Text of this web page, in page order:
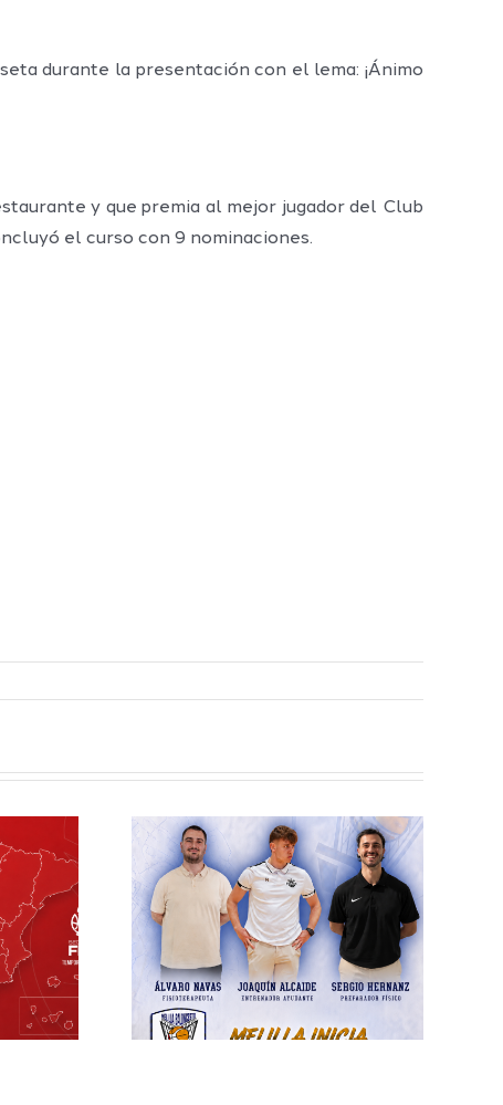
durante la presentación con el lema: ¡Ánimo
y que premia al mejor jugador del Club
el curso con 9 nominaciones.
el
la